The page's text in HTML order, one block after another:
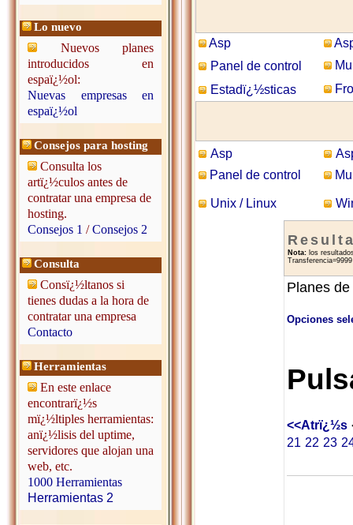
Lo nuevo
Nuevos planes
introducidos en
espaï¿½ol:
Nuevas empresas en
espaï¿½ol
Consejos para hosting
Consulta los
artï¿½culos antes de
contratar una empresa de
hosting.
Consejos 1 /Consejos 2
Consulta
Consï¿½ltanos si
tienes dudas a la hora de
contratar una empresa
Contacto
Herramientas
En este enlace
encontrarï¿½s
mï¿½ltiples herramientas:
anï¿½lisis del uptime,
servidores que alojan una
web, etc.
1000 Herramientas
Herramientas 2
Asp
Panel de control
Estadï¿½sticas
Asp
Panel de control
Unix / Linux
Nota: los
Planes
Opciones
<<Atrï¿½s
21 22 23